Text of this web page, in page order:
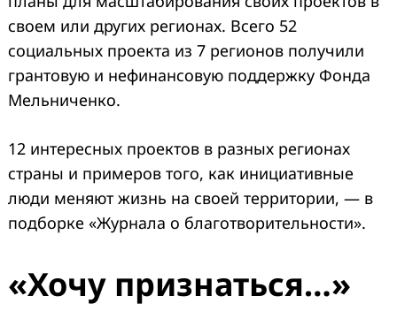
своем или других регионах. Всего 52
социальных проекта из 7 регионов получили
грантовую и нефинансовую поддержку Фонда
Мельниченко.
12 интересных проектов в разных регионах
страны и примеров того, как инициативные
люди меняют жизнь на своей территории, — в
подборке «Журнала о благотворительности».
«Хочу признаться…»